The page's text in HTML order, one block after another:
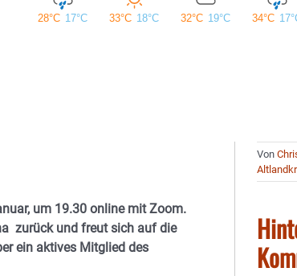
um 19.30 online mit Zoom.
zurück und freut sich auf die
ein aktives Mitglied des
Von